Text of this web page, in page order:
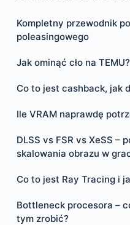
Kompletny przewodnik
poleasingowego
Jak ominąć cło na
Co to jest cashback, jak
Ile VRAM naprawdę
DLSS vs FSR vs XeSS –
skalowania obrazu w
Co to jest Ray Tracing i
Bottleneck procesora –
tym zrobić?